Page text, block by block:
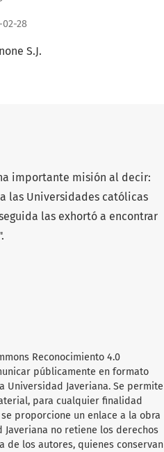
28
S.J.
importante misión al decir:
las Universidades católicas
las exhortó a encontrar
Reconocimiento 4.0
públicamente en formato
Universidad Javeriana. Se permite
para cualquier finalidad
proporcione un enlace a la obra
no retiene los derechos
de los autores, quienes conservan